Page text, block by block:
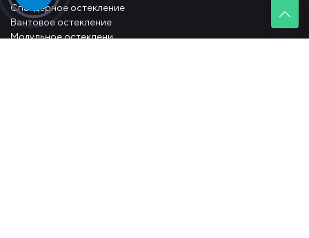
Спайдерное остекление
Вантовое остекление
Модульное остеклени